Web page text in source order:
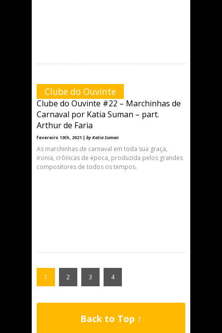
Clube do Ouvinte
Clube do Ouvinte #22 – Marchinhas de
Carnaval por Katia Suman – part.
Arthur de Faria
fevereiro 13th, 2021 | by Katia Suman
As marchinhas de carnaval em toda sua graça,
ironia, crônicas de época, produzida pelos grandes
compositores de todos os tempos.
1 2 3 4
Back to Top ↑